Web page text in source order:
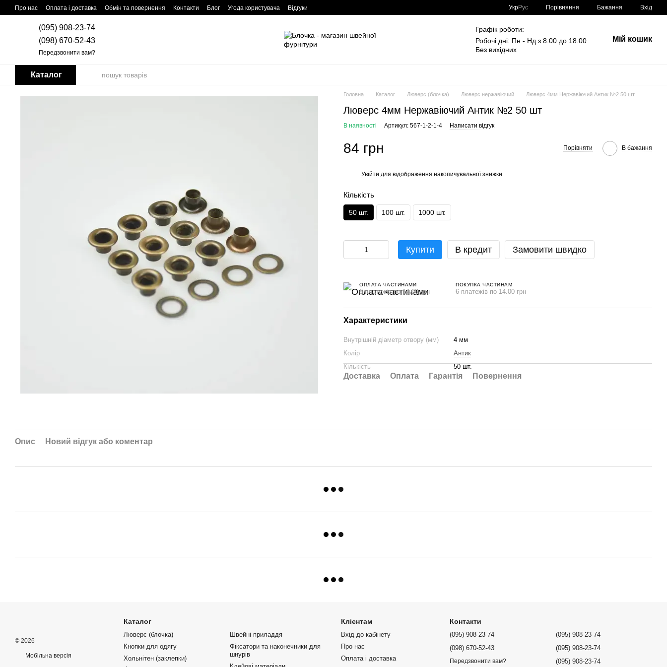
Перейти до основного контенту
Про нас Оплата і доставка Обмін та повернення Контакти Блог Угода користувача Відгуки УкрРус Порівняння Бажання Вхід
(095) 908-23-74
(098) 670-52-43
Передзвонити вам?
Графік роботи:
Робочі дні: Пн - Нд з 8.00 до 18.00
Без вихідних
Мій кошик
Каталог
Головна Каталог Люверс (блочка) Люверс нержавіючий Люверс 4мм Нержавіючий Антик №2 50 шт
Люверс 4мм Нержавіючий Антик №2 50 шт
В наявності Артикул: 567-1-2-1-4 Написати відгук
84 грн Порівняти В бажання
Увійти для відображення накопичувальної знижки
Кількість
50 шт. 100 шт. 1000 шт.
Купити В кредит Замовити швидко
ОПЛАТА ЧАСТИНАМИ
6 платежів по 14.00 грн
ПОКУПКА ЧАСТИНАМ
6 платежів по 14.00 грн
Характеристики
Внутрішній діаметр отвору (мм)
4 мм
Колір
Антик
Кількість
50 шт.
Доставка Оплата Гарантія Повернення
Опис Новий відгук або коментар
© 2026
Мобільна версія
Каталог
Люверс (блочка)
Кнопки для одягу
Хольнітен (заклепки)
Швейні приладдя
Фіксатори та наконечники для
шнурів
Клієнтам
Вхід до кабінету
Про нас
Оплата і доставка
Контакти
(095) 908-23-74
(098) 670-52-43
Передзвонити вам?
(095) 908-23-74
(095) 908-23-74
(095) 908-23-74